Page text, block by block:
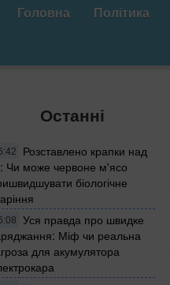
Головна Політика
Останні
Розставлено крапки над
Чи може червоне м'ясо
біологічне
Уся правда про швидке
Міф чи реальна
для акумулятора